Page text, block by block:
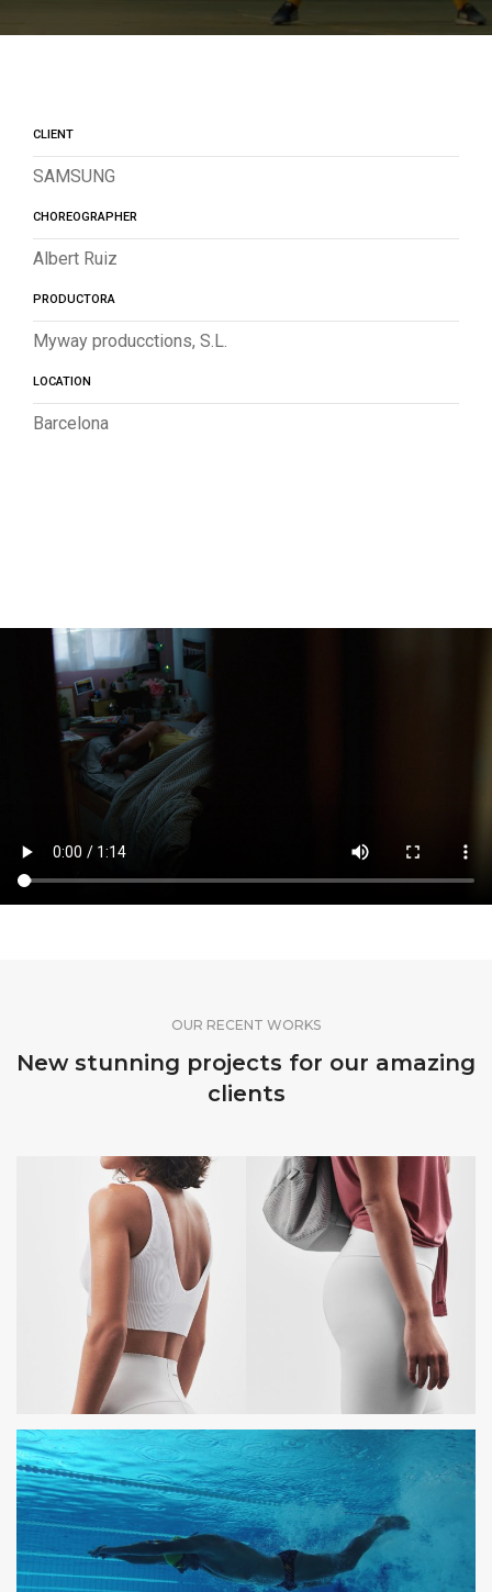
CLIENT
SAMSUNG
CHOREOGRAPHER
Albert Ruiz
PRODUCTORA
Myway producctions, S.L.
LOCATION
Barcelona
OUR RECENT WORKS
New stunning projects for our amazing
clients
OYSHO
PHOTOSHOOTING